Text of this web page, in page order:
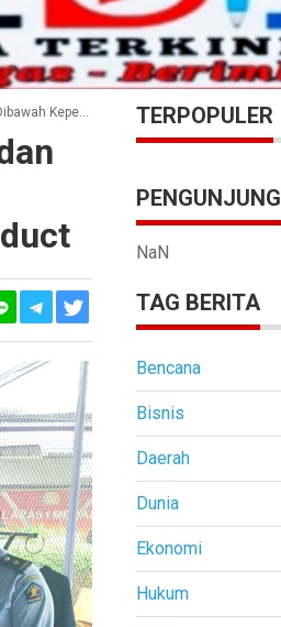
Day One Prison Product TERPOPULER
PENGUNJUNG
NaN
TAG BERITA
Bencana
Bisnis
Daerah
Dunia
Ekonomi
Hukum